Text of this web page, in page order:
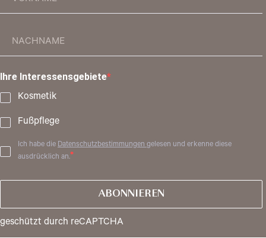
Ihre Interessensgebiete
Kosmetik
Fußpflege
Ich habe die Datenschutzbestimmungengelesen und erkenne diese
ausdrücklich an.
ABONNIEREN
geschützt durch reCAPTCHA